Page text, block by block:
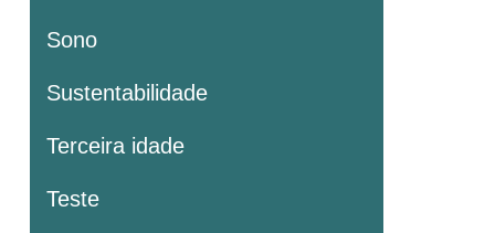
Sono
Sustentabilidade
Terceira idade
Teste